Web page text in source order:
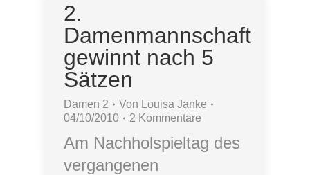
2.
Damenmannschaft
gewinnt nach 5
Sätzen
Damen 2 Von Louisa Janke
04/10/2010
2 Kommentare
Am Nachholspieltag des
vergangenen